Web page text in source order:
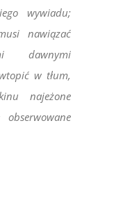
wywiadu;
nawiązać
dawnymi
w tłum,
najeżone